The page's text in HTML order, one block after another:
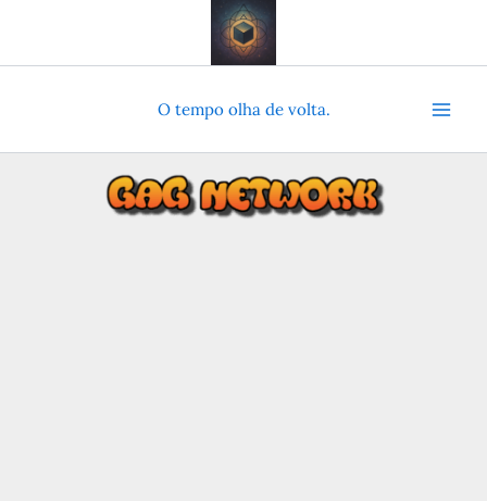
o
O tempo olha de volta.